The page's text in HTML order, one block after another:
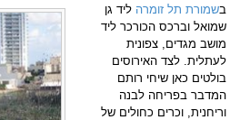
בשמורת תל זומרה ליד גן
שמואל וברכס הכורכר ליד
מושב מגדים, צפונית
לעתלית. לצד האירוסים
בולטים כאן שיחי רותם
המדבר בפריחה לבנה
וריחנית, וכרים כחולים של